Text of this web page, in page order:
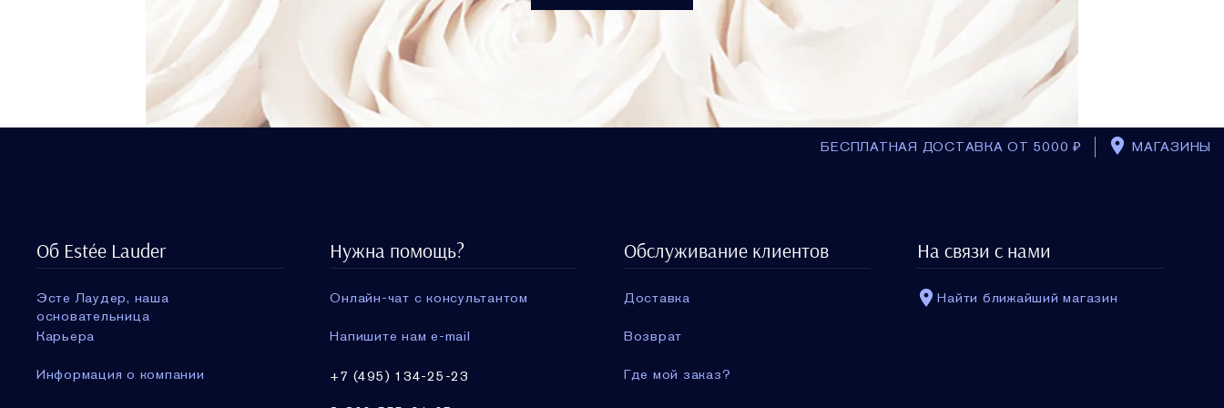
БЕСПЛАТНАЯ ДОСТАВКА ОТ 5000 ₽ МАГАЗИНЫ
Об Estée Lauder
Эсте Лаудер, наша
основательница
Карьера
Информация о компании
Нужна помощь?
Онлайн-чат с консультантом
Напишите нам e-mail
+7 (495) 134-25-23
Обслуживание клиентов
Доставка
Возврат
Где мой заказ?
На связи с нами
Найти ближайший магазин